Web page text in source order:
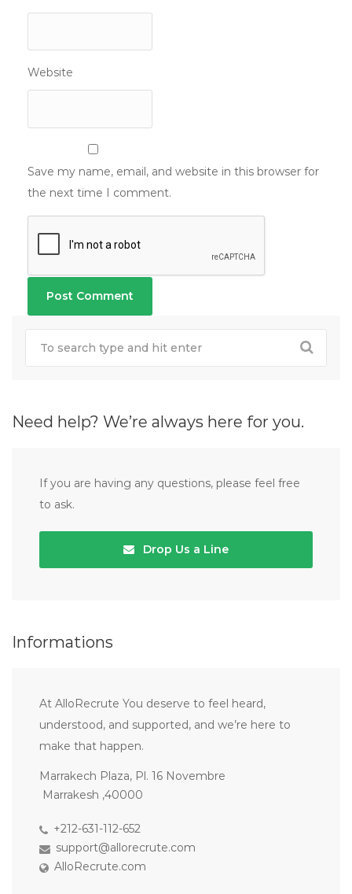
Website
Save my name, email, and website in this browser for
the next time I comment.
Need help? We’re always here for you.
If you are having any questions, please feel free
to ask.
Drop Us a Line
Informations
At AlloRecrute You deserve to feel heard,
understood, and supported, and we’re here to
make that happen.
Marrakech Plaza, Pl. 16 Novembre
Marrakesh ,40000
+212-631-112-652
support@allorecrute.com
AlloRecrute.com